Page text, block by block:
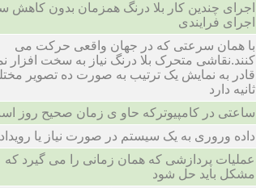
اجرای چندین کار بلا درنگ همزمان بدون
اجرای فرایندی
با همان سرعتی که در جهان واقعی حرکت می
کنند.نقاشی متحرک بلا درنگ نیاز به سخت افزار
قادر به نمایش یک ترتیب به صورت ده تصویر
ثانیه دارد
ساعتی در کامپیوترکه حاو ی زمان صحیح روز
داده وروری به یک سیستم در صورت نیاز یا رویداد
عملیات پردازشی که همان زمانی را می گیرد که
مشکل باید حل شود